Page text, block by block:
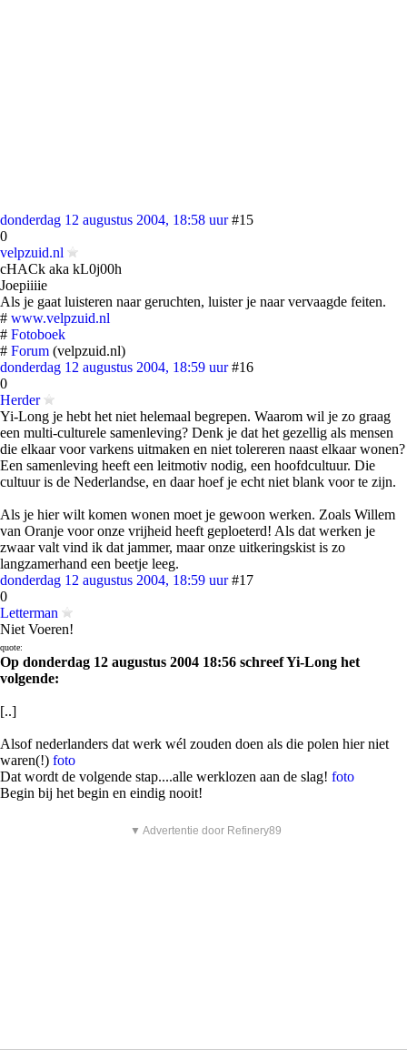
donderdag 12 augustus 2004, 18:58 uur #15
0
velpzuid.nl
cHACk aka kL0j00h
Joepiiiie
Als je gaat luisteren naar geruchten, luister je naar vervaagde feiten.
# www.velpzuid.nl
# Fotoboek
# Forum (velpzuid.nl)
donderdag 12 augustus 2004, 18:59 uur #16
0
Herder
Yi-Long je hebt het niet helemaal begrepen. Waarom wil je zo graag
een multi-culturele samenleving? Denk je dat het gezellig als mensen
die elkaar voor varkens uitmaken en niet tolereren naast elkaar wonen?
Een samenleving heeft een leitmotiv nodig, een hoofdcultuur. Die
cultuur is de Nederlandse, en daar hoef je echt niet blank voor te zijn.
Als je hier wilt komen wonen moet je gewoon werken. Zoals Willem
van Oranje voor onze vrijheid heeft geploeterd! Als dat werken je
zwaar valt vind ik dat jammer, maar onze uitkeringskist is zo
langzamerhand een beetje leeg.
donderdag 12 augustus 2004, 18:59 uur #17
0
Letterman
Niet Voeren!
quote:
Op donderdag 12 augustus 2004 18:56 schreef Yi-Long het
volgende:
[..]
Alsof nederlanders dat werk wél zouden doen als die polen hier niet
waren(!) foto
Dat wordt de volgende stap....alle werklozen aan de slag! foto
Begin bij het begin en eindig nooit!
▼ Advertentie door Refinery89